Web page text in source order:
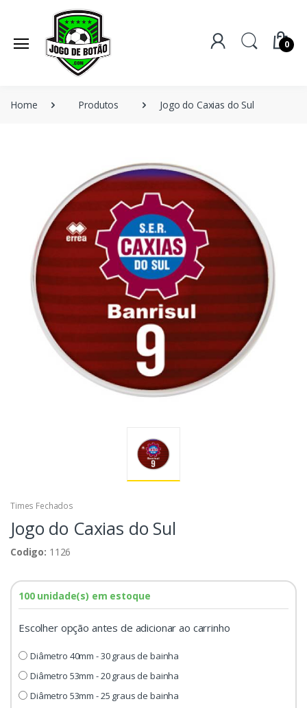
0
Home Produtos Jogo do Caxias do Sul
Times Fechados
Jogo do Caxias do Sul
Codigo: 1126
100 unidade(s) em estoque
Escolher opção antes de adicionar ao carrinho
Diâmetro 40mm - 30 graus de bainha
Diâmetro 53mm - 20 graus de bainha
Diâmetro 53mm - 25 graus de bainha